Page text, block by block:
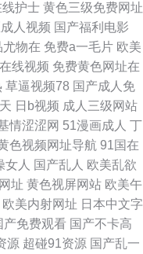
另类 最新国产精品精品视频
Aⅴ网站 91在线破处 蜜桃视
一区二区三区 微拍91 大香蕉
被草视频网址 夜鲁夜鲁很鲁
观看 欧美日韩一区二区综 中
第八页 日韩精品一区国产精
线护士 黄色三级免费网址
人视频 国产福利电影
尤物在 免费a一毛片 欧美
线视频 免费黄色网址在
草逼视频78 国产成人免
日b视频 成人三级网站
情涩涩网 51漫画成人 丁
色视频网址导航 91国在
女人 国产乱人 欧美乱欲
址 黄色视屏网站 欧美午
欧美内射网址 日本中文字
产免费观看 国产不卡高
源 超碰91资源 国产乱一